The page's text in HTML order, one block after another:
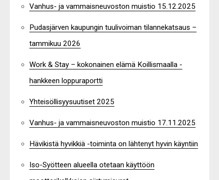
Vanhus- ja vammaisneuvoston muistio 15.12.2025
Pudasjärven kaupungin tuulivoiman tilannekatsaus –
tammikuu 2026
Work & Stay – kokonainen elämä Koillismaalla -
hankkeen loppuraportti
Yhteisöllisyysuutiset 2025
Vanhus- ja vammaisneuvoston muistio 17.11.2025
Hävikistä hyvikkiä -toiminta on lähtenyt hyvin käyntiin
Iso-Syötteen alueella otetaan käyttöön